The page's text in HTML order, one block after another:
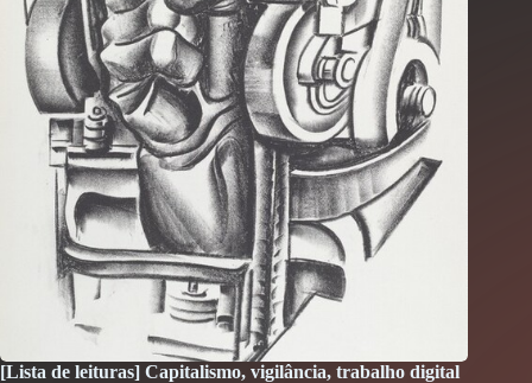
[Lista de leituras] Capitalismo, vigilância, trabalho digital